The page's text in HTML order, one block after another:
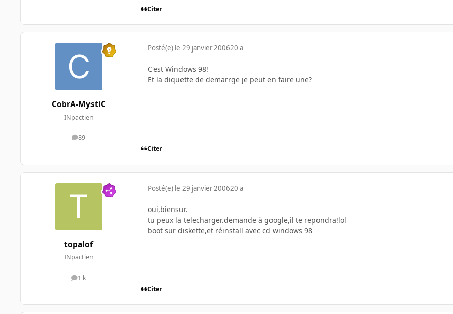
Citer
CobrA-MystiC
INpactien
89
messages
Posté(e) le 29 janvier 200620 a
C'est Windows 98!
Et la diquette de demarrge je peut en faire une?
Citer
topalof
INpactien
1 k
messages
Posté(e) le 29 janvier 200620 a
oui,biensur.
tu peux la telecharger.demande à google,il te repondra!lol
boot sur diskette,et réinstall avec cd windows 98
Citer